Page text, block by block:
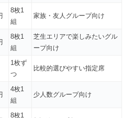
8枚1
組
家族・友人グループ向け
8枚1
組
芝生エリアで楽しみたいグル
ープ向け
1枚ず
つ
比較的選びやすい指定席
4枚1
組
少人数グループ向け
8枚1